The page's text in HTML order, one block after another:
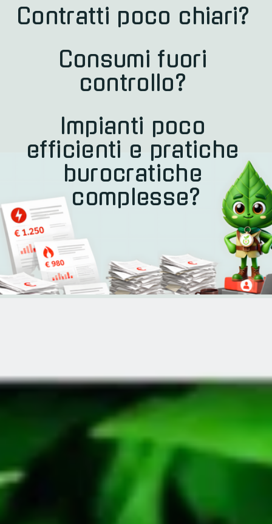
Consumi fuori
controllo?
Impianti poco
efficienti e pratiche
burocratiche
complesse?